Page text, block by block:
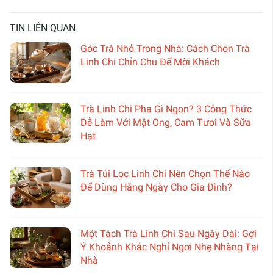
TIN LIÊN QUAN
Góc Trà Nhỏ Trong Nhà: Cách Chọn Trà
Linh Chi Chỉn Chu Để Mời Khách
Trà Linh Chi Pha Gì Ngon? 3 Công Thức
Dễ Làm Với Mật Ong, Cam Tươi Và Sữa
Hạt
Trà Túi Lọc Linh Chi Nên Chọn Thế Nào
Để Dùng Hằng Ngày Cho Gia Đình?
Một Tách Trà Linh Chi Sau Ngày Dài: Gợi
Ý Khoảnh Khắc Nghỉ Ngơi Nhẹ Nhàng Tại
Nhà